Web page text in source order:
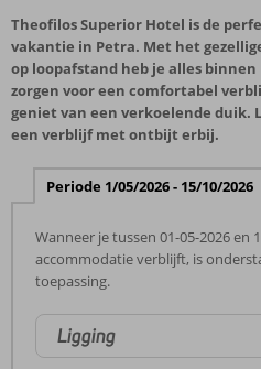
Theofilos Superior Hotel is de
vakantie in Petra. Met het
op loopafstand heb je alles
zorgen voor een comfortabel
geniet van een verkoelende duik.
een verblijf met ontbijt erbij.
Periode 1/05/2026 - 15/10/2026
Wanneer je tussen 01-05-2026 en
accommodatie verblijft, is
toepassing.
Ligging